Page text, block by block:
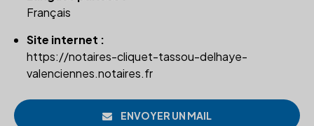
Français
Site internet :
https://notaires-cliquet-tassou-delhaye-
valenciennes.notaires.fr
ENVOYER UN MAIL